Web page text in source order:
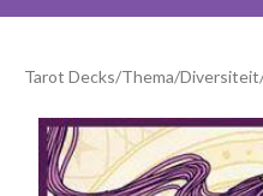
Tarot Decks/Thema/Diversiteit